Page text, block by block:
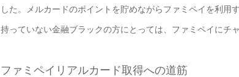
した。メルカードのポイントを貯めながらファミペイを利用
持っていない金融ブラックの方にとっては、ファミペイにチ
ファミペイリアルカード取得への道筋